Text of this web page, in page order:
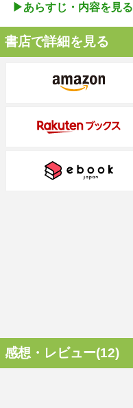
▶︎あらすじ・内容を見る
書店で詳細を見る
感想・レビュー(12)